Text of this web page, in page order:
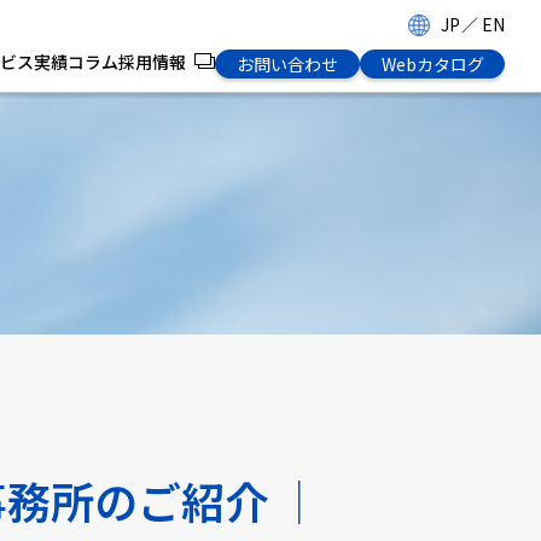
JP／ EN
ス実績コラム採用情報 お問い合わせ Webカタログ
所のご紹介 │